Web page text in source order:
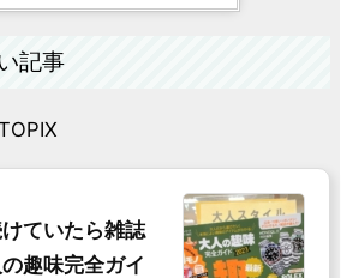
記事
ていたら雑誌
趣味完全ガイ